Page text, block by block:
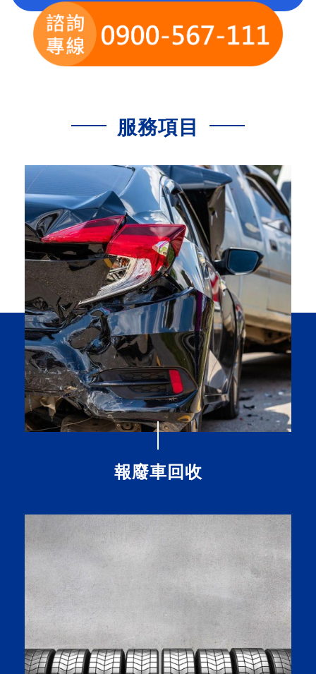
服務項目
報廢車回收